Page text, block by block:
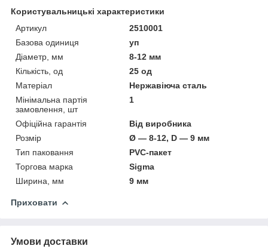
Користувальницькі характеристики
Артикул
2510001
Базова одиниця
уп
Діаметр, мм
8-12 мм
Кількість, од
25 од
Матеріал
Нержавіюча сталь
Мінімальна партія
замовлення, шт
1
Офіційна гарантія
Від виробника
Розмір
Ø — 8-12, D — 9 мм
Тип паковання
PVC-пакет
Торгова марка
Sigma
Ширина, мм
9 мм
Приховати
Умови доставки